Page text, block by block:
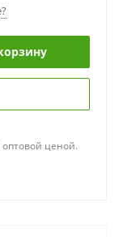
оптовой ценой.